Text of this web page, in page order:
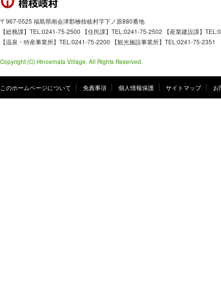
〒967-0525 福島県南会津郡檜枝岐村字下ノ原880番地
【総務課】TEL:0241-75-2500 【住民課】TEL:0241-75-2502 【産業建設課】
【温泉・特産事業所】TEL:0241-75-2200 【観光施設事業所】TEL:0241-75-2351
Copyright (C) Hinoemata Village. All Rights Reserved.
このホームページについて 免責事項 個人情報保護 サイトマップ お